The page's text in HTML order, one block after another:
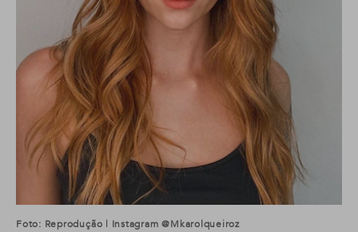
Foto: Reprodução | Instagram @mkarolqueiroz